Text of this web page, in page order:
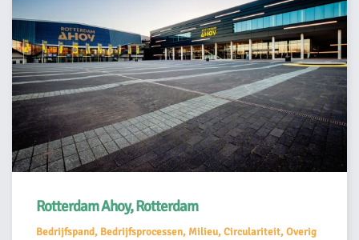
Rotterdam Ahoy, Rotterdam
Bedrijfspand, Bedrijfsprocessen, Milieu, Circulariteit, Overig